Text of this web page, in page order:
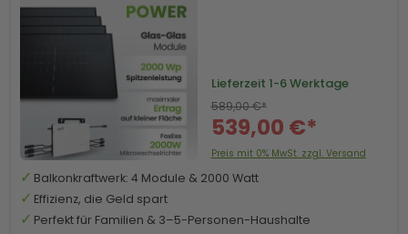
Lieferzeit 1-6 Werktage
539,00 €*
589,00 €*
Preis mit 0% MwSt. zzgl. Versand
Balkonkraftwerk: 4 Module & 2000 Watt
Effizienz, die Geld spart
Perfekt für Familien & 3–5-Personen-Haushalte